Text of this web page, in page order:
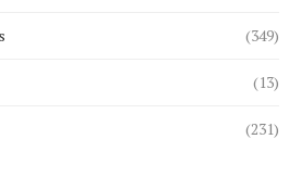
(349)
(13)
(231)